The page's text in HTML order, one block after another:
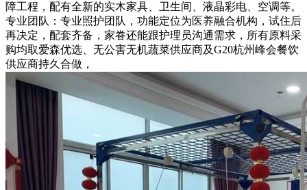
障工程，配有全新的实木家具、卫生间、液晶彩电、空调等。
专业团队：专业照护团队，功能定位为医养融合机构，试住后
再决定，配套齐备，家眷还能跟护理员沟通需求，所有原料采
购均取爱森优选、无公害无机蔬菜供应商及G20杭州峰会餐饮
供应商持久合做，